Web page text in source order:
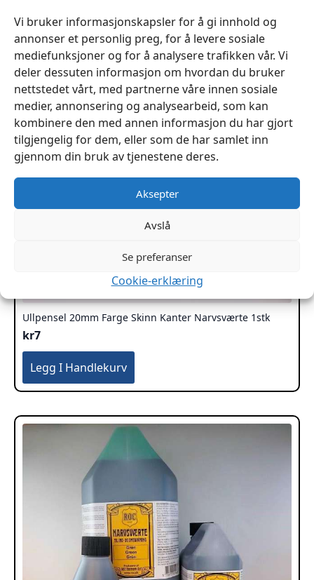
Vi bruker informasjonskapsler for å gi innhold og
annonser et personlig preg, for å levere sosiale
mediefunksjoner og for å analysere trafikken vår. Vi
deler dessuten informasjon om hvordan du bruker
nettstedet vårt, med partnerne våre innen sosiale
medier, annonsering og analysearbeid, som kan
kombinere den med annen informasjon du har gjort
tilgjengelig for dem, eller som de har samlet inn
gjennom din bruk av tjenestene deres.
Aksepter
Avslå
Se preferanser
Cookie-erklæring
flere
varianter.
Alternativene
kan
velges
på
produktsiden
Ullpensel 20mm Farge Skinn Kanter Narvsværte 1stk
kr7
Legg I Handlekurv